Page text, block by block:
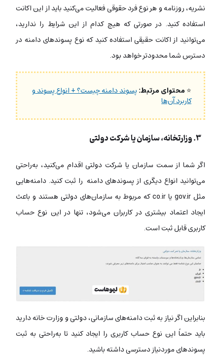
نشریه، روزنامه و هر نوع فرد حقوقی فعالیت می‌کنید باید از این اکانت
استفاده کنید. در صورتی که هیچ کدام از این شرایط را ندارید،
می‌توانید از اکانت حقیقی استفاده کنید که نوع پسوندهای دامنه در
دسترس شما محدودتر خواهد بود.
⭐محتوای مرتبط:پسوند دامنه چیست؟ + انواع پسوند و
کاربرد آن‌ها
۳. وزارتخانه، سازمان یا شرکت دولتی
اگر شما از سمت سازمان یا شرکت دولتی اقدام می‌کنید، به‌راحتی
می‌توانید انواع دیگری از پسوندهای دامنه را ثبت کنید. دامنه‌هایی
مثل gov.ir یا co.ir که مربوط به سازمان‌های دولتی هستند و باعث
ایجاد اعتماد بیشتری در کاربران می‌شود، تنها در این نوع حساب
کاربری قابل ثبت است.
بنابراین اگر نیاز به ثبت دامنه‌های سازمانی، دولتی و وزارت خانه دارید
باید حتماً این نوع حساب کاربری را ایجاد کنید تا به‌راحتی به ثبت
پسوندهای موردنیاز دسترسی داشته باشید.